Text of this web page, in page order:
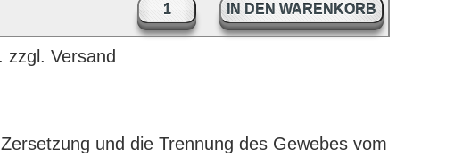
IN DEN WARENKORB
und die Trennung des Gewebes vom